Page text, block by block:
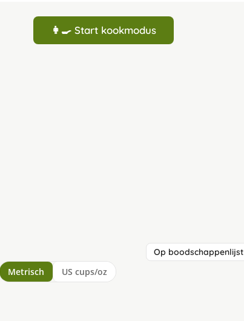
👩‍🍳 Start kookmodus
Op boodschappenlijst
Metrisch US cups/oz